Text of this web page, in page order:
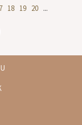
18 19 20 ...